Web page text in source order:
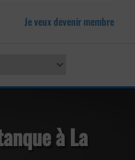
Je veux devenir membre
à La